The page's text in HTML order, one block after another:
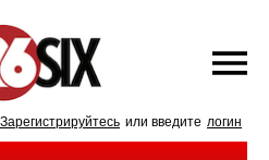
Зарегистрируйтесь или введите логин